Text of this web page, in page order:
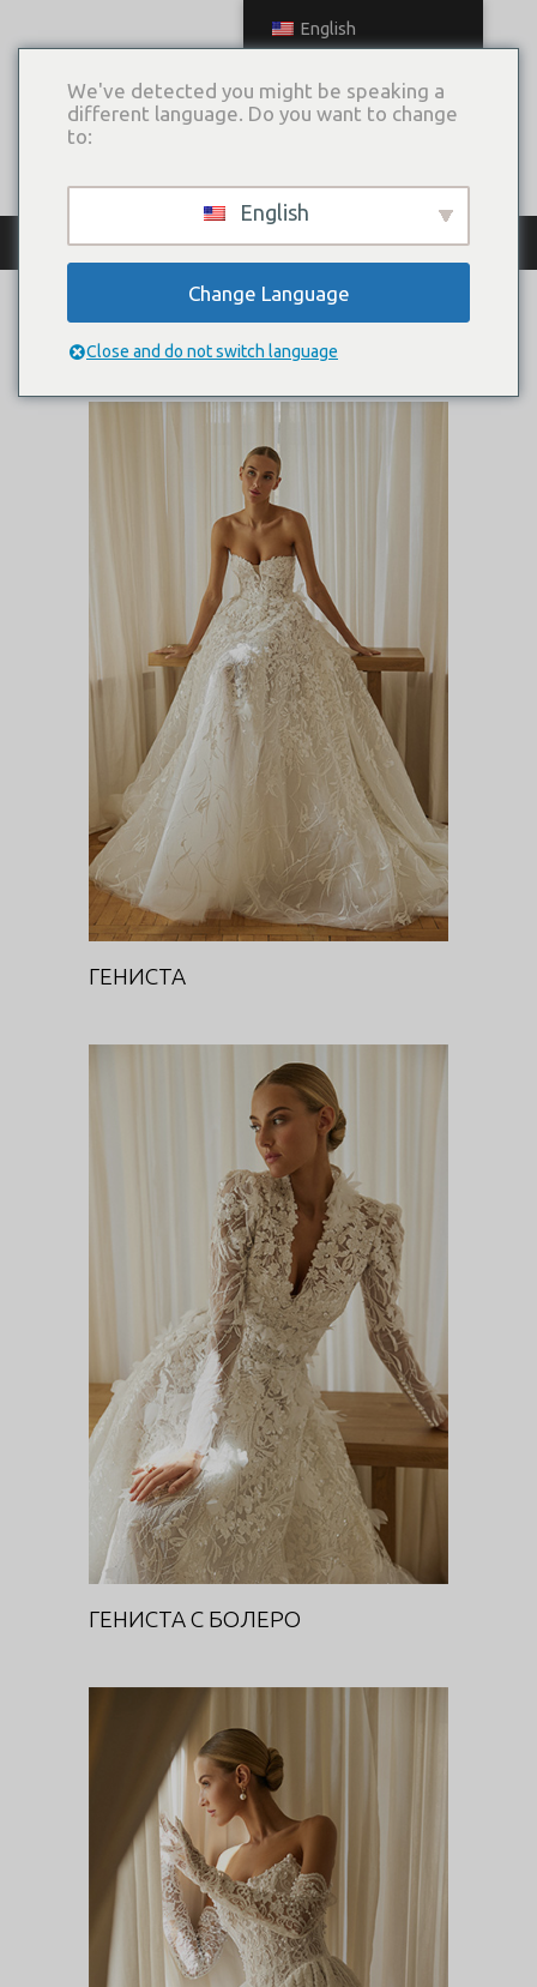
ЦВЕТОЧНАЯ ФЕЕРИЯ
Цветочная феерия
ГЕНИСТА
Цветочная феерия
ГЕНИСТА
ГЕНИСТА С БОЛЕРО
Цветочная феерия
ГЕНИСТА С БОЛЕРО
НЕРИНЕ
Цветочная феерия
English
We've detected you might be speaking a
different language. Do you want to change
to:
English
Change Language
Close and do not switch language